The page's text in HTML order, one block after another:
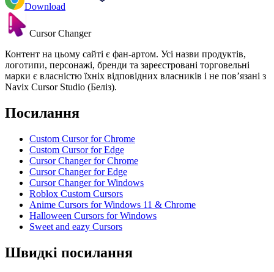
Download
Cursor Changer
Контент на цьому сайті є фан-артом. Усі назви продуктів,
логотипи, персонажі, бренди та зареєстровані торговельні
марки є власністю їхніх відповідних власників і не пов’язані з
Navix Cursor Studio (Беліз).
Посилання
Custom Cursor for Chrome
Custom Cursor for Edge
Cursor Changer for Chrome
Cursor Changer for Edge
Cursor Changer for Windows
Roblox Custom Cursors
Anime Cursors for Windows 11 & Chrome
Halloween Cursors for Windows
Sweet and eazy Cursors
Швидкі посилання